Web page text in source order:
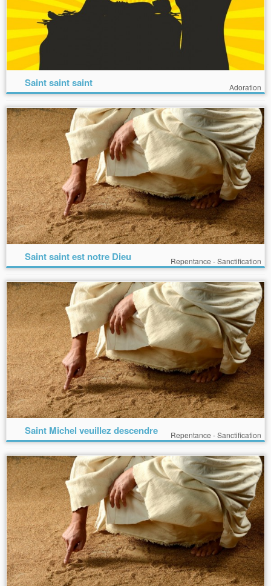
Saint saint saint Adoration
Saint saint est notre Dieu Repentance - Sanctification
Saint Michel veuillez descendre Repentance - Sanctification